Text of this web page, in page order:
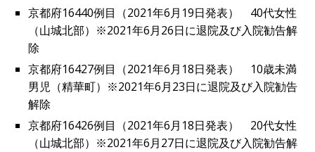
京都府16440例目（2021年6月19日発表） 40代女性
（山城北部）※2021年6月26日に退院及び入院勧告解
除
京都府16427例目（2021年6月18日発表） 10歳未満
男児（精華町）※2021年6月23日に退院及び入院勧告
解除
京都府16426例目（2021年6月18日発表） 20代女性
（山城北部）※2021年6月27日に退院及び入院勧告解